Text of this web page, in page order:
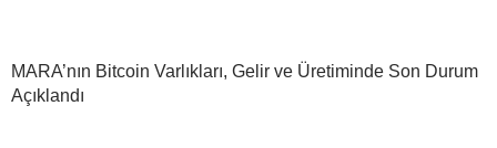
MARA’nın Bitcoin Varlıkları, Gelir ve Üretiminde Son Durum
Açıklandı